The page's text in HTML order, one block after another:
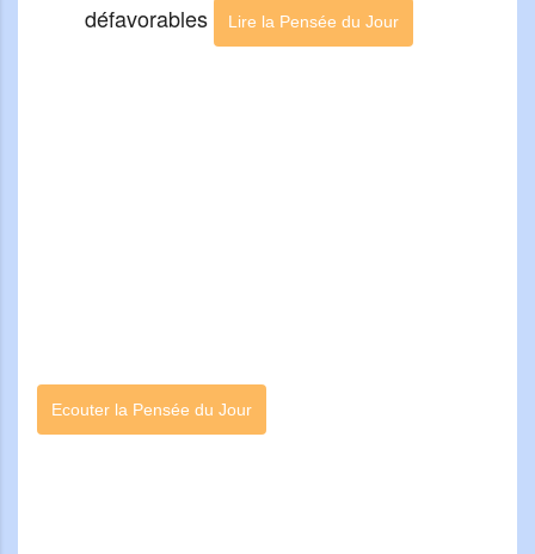
défavorables
Lire la Pensée du Jour
Ecouter la Pensée du Jour